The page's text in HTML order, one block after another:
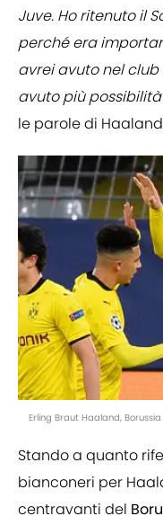
Juve. Ho ritenuto il
perché era
avrei avuto nel club
avuto più
le parole di
Erling Braut Haaland,
Stando a quanto
bianconeri per
centravanti del